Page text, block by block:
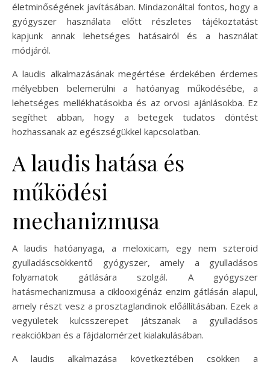
életminőségének javításában. Mindazonáltal fontos, hogy a
gyógyszer használata előtt részletes tájékoztatást
kapjunk annak lehetséges hatásairól és a használat
módjáról.
A laudis alkalmazásának megértése érdekében érdemes
mélyebben belemerülni a hatóanyag működésébe, a
lehetséges mellékhatásokba és az orvosi ajánlásokba. Ez
segíthet abban, hogy a betegek tudatos döntést
hozhassanak az egészségükkel kapcsolatban.
A laudis hatása és
működési
mechanizmusa
A laudis hatóanyaga, a meloxicam, egy nem szteroid
gyulladáscsökkentő gyógyszer, amely a gyulladásos
folyamatok gátlására szolgál. A gyógyszer
hatásmechanizmusa a ciklooxigénáz enzim gátlásán alapul,
amely részt vesz a prosztaglandinok előállításában. Ezek a
vegyületek kulcsszerepet játszanak a gyulladásos
reakciókban és a fájdalomérzet kialakulásában.
A laudis alkalmazása következtében csökken a